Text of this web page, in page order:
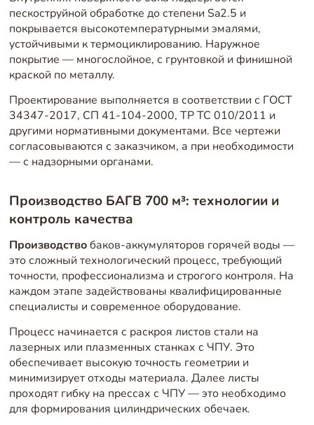
пескоструйной обработке до степени Sa2.5 и
покрывается высокотемпературными эмалями,
устойчивыми к термоциклированию. Наружное
покрытие — многослойное, с грунтовкой и финишной
краской по металлу.
Проектирование выполняется в соответствии с ГОСТ
34347-2017, СП 41-104-2000, ТР ТС 010/2011 и
другими нормативными документами. Все чертежи
согласовываются с заказчиком, а при необходимости
— с надзорными органами.
Производство БАГВ 700 м³: технологии и
контроль качества
Производствобаков-аккумуляторов горячей воды —
это сложный технологический процесс, требующий
точности, профессионализма и строгого контроля. На
каждом этапе задействованы квалифицированные
специалисты и современное оборудование.
Процесс начинается с раскроя листов стали на
лазерных или плазменных станках с ЧПУ. Это
обеспечивает высокую точность геометрии и
минимизирует отходы материала. Далее листы
проходят гибку на прессах с ЧПУ — это необходимо
для формирования цилиндрических обечаек.